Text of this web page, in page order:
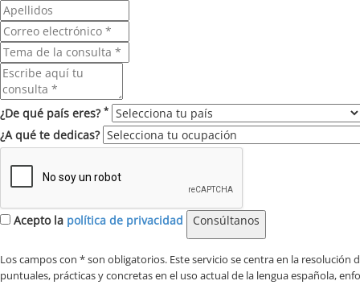
¿De qué país eres? *
¿A qué te dedicas?
Acepto la política de privacidad Consúltanos
Los campos con * son obligatorios